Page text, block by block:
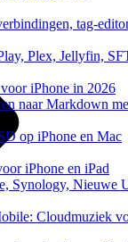
tag-
Plex, Jellyfin,
iPhone in 2026
naar Markdown
op iPhone en Mac
iPhone en iPad
Synology, Nieuwe
Cloudmuziek